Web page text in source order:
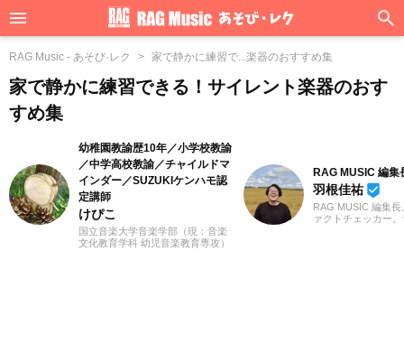
RAG Music - あそび·レク 家で静かに練習で...楽器のおすすめ集
家で静かに練習できる！サイレント楽器のおす
すめ集
幼稚園教諭歴10年／小学校教諭
／中学高校教諭／チャイルドマ
インダー／SUZUKIケンハモ認
定講師
けぴこ
国立音楽大学音楽学部（現：音楽
文化教育学科 幼児音楽教育専攻）
RAG MUSIC 編集
羽根佳祐 beenhere
RAG MUSIC 編集
ァクトチェッカー